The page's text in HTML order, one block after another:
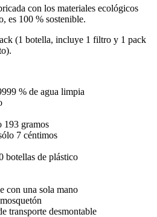
con los materiales ecológicos
es 100 % sostenible.
(1 botella, incluye 1 filtro y 1 pack
% de agua limpia
193 gramos
7 céntimos
botellas de plástico
con una sola mano
transporte desmontable